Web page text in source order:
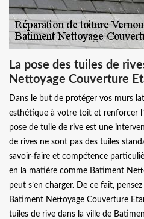
La pose des tuiles de
Nettoyage Couverture
Dans le but de protéger vos murs
esthétique à votre toit et renforcer
pose de tuile de rive est une
de rives ne sont pas des tuiles
savoir-faire et compétence
en la matière comme Batiment
peut s’en charger. De ce fait,
Batiment Nettoyage Couverture
tuiles de rive dans la ville de